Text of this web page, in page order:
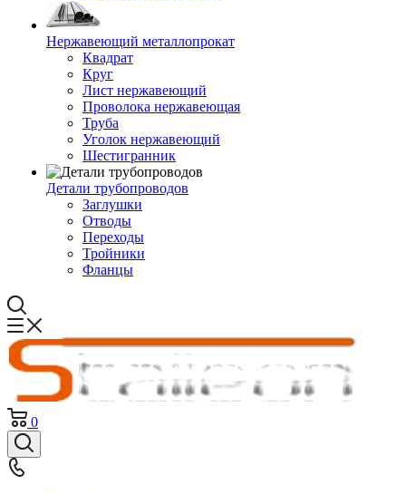
Нержавеющий металлопрокат
Квадрат
Круг
Лист нержавеющий
Проволока нержавеющая
Труба
Уголок нержавеющий
Шестигранник
Детали трубопроводов
Заглушки
Отводы
Переходы
Тройники
Фланцы
0